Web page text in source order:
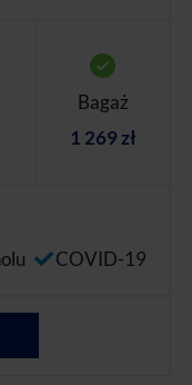
Bagaż
1 269 zł
COVID-19